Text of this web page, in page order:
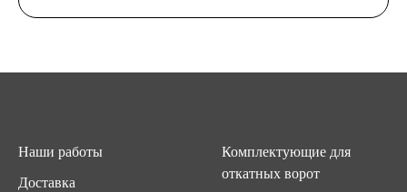
Наши работы
Доставка
Комплектующие для
откатных ворот